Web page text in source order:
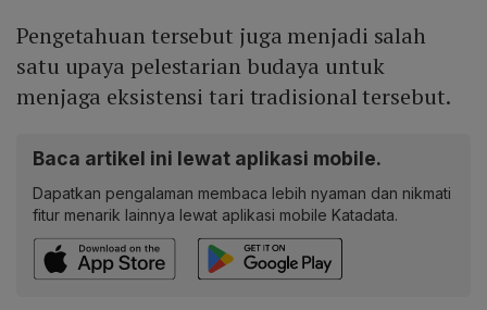
Pengetahuan tersebut juga menjadi salah
satu upaya pelestarian budaya untuk
menjaga eksistensi tari tradisional tersebut.
Baca artikel ini lewat aplikasi mobile.
Dapatkan pengalaman membaca lebih nyaman dan nikmati
fitur menarik lainnya lewat aplikasi mobile Katadata.